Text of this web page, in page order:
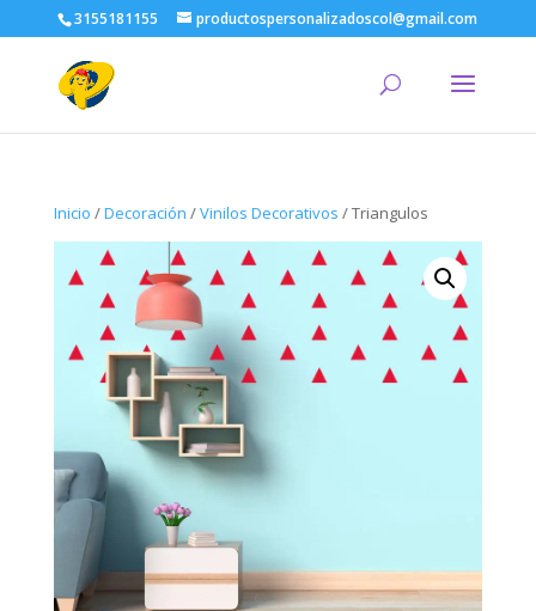
3155181155 productospersonalizadoscol@gmail.com
Inicio /Decoración /Vinilos Decorativos / Triangulos